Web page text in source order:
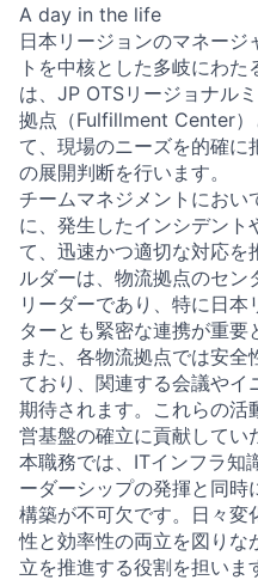
A day in the life
日本リージョンのマネー
トを中核とした多岐にわ
は、JP OTSリージョナル
拠点（Fulfillment Center）
て、現場のニーズを的確に
の展開判断を行います。
チームマネジメントにおい
に、発生したインシデント
て、迅速かつ適切な対応を
ルダーは、物流拠点のセ
リーダーであり、特に日本
ターとも緊密な連携が重要
また、各物流拠点では安
ており、関連する会議やイ
期待されます。これらの活
営基盤の確立に貢献してい
本職務では、ITインフラ知
ーダーシップの発揮と同
構築が不可欠です。日々変
性と効率性の両立を図りな
立を推進する役割を担いま